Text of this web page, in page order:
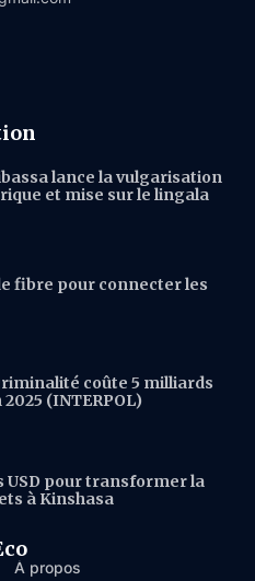
lance la vulgarisation
et mise sur le lingala
fibre pour connecter les
coûte 5 milliards
2025 (INTERPOL)
USD pour transformer la
à Kinshasa
À propos